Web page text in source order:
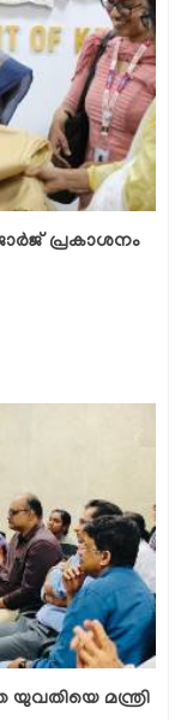
പ്രകാശനം
യുവതിയെ മന്ത്രി